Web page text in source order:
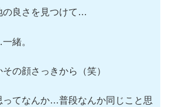
の良さを見つけて…
緒。
の顔さっきから（笑）
ってなんか…普段なんか同じこと思